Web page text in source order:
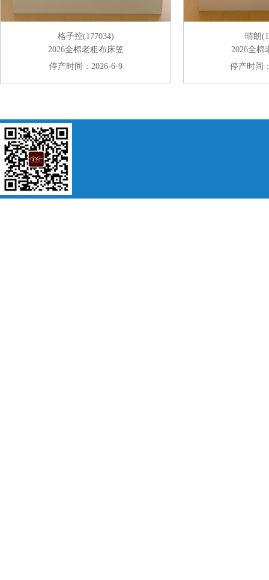
格子控(177034)
2026全棉老粗布床笠
停产时间：2026-6-9
晴朗
2026全棉
停产时间